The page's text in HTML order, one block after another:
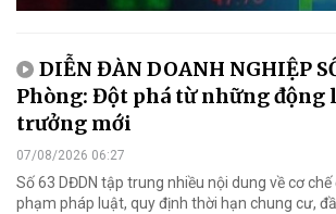
DIỄN ĐÀN DOANH NGHIỆP
Phòng: Đột phá từ những động
trưởng mới
07/08/2026 06:27
Số 63 DĐDN tập trung nhiều nội dung về cơ
phạm pháp luật, quy định thời hạn chung cư,